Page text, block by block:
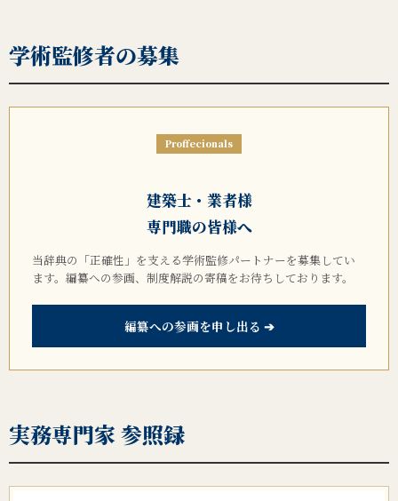
学術監修者の募集
Proffecionals
建築士・業者様
専門職の皆様へ
当辞典の「正確性」を支える学術監修パートナーを募集してい
ます。編纂への参画、制度解説の寄稿をお待ちしております。
編纂への参画を申し出る ➔
実務専門家 参照録